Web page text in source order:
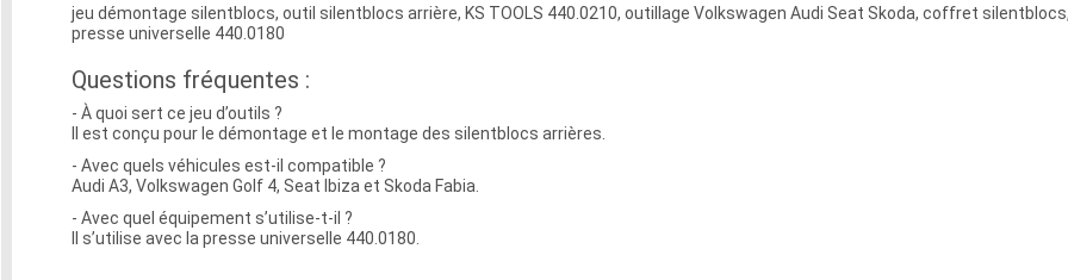
jeu démontage silentblocs, outil silentblocs arrière, KS TOOLS 440.0210, outillage Volkswagen Audi Seat Skoda, coffret
presse universelle 440.0180
Questions fréquentes :
- À quoi sert ce jeu d’outils ?
Il est conçu pour le démontage et le montage des silentblocs arrières.
- Avec quels véhicules est-il compatible ?
Audi A3, Volkswagen Golf 4, Seat Ibiza et Skoda Fabia.
- Avec quel équipement s’utilise-t-il ?
Il s’utilise avec la presse universelle 440.0180.